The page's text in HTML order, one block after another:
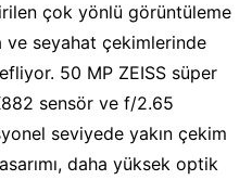
çok yönlü görüntüleme
seyahat çekimlerinde
50 MP ZEISS süper
sensör ve f/2.65
seviyede yakın çekim
daha yüksek optik